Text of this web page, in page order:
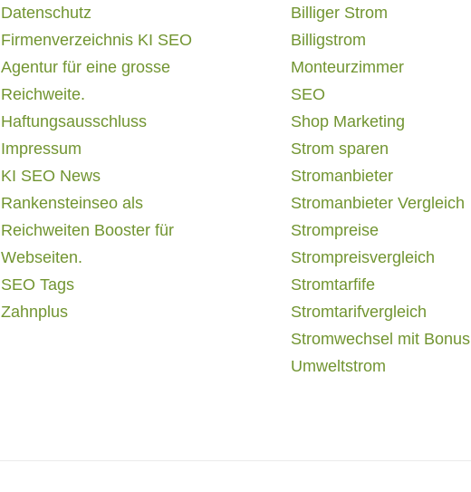
Datenschutz
Firmenverzeichnis KI SEO
Agentur für eine grosse
Reichweite.
Haftungsausschluss
Impressum
KI SEO News
Rankensteinseo als
Reichweiten Booster für
Webseiten.
SEO Tags
Zahnplus
Billiger Strom
Billigstrom
Monteurzimmer
SEO
Shop Marketing
Strom sparen
Stromanbieter
Stromanbieter Vergleich
Strompreise
Strompreisvergleich
Stromtarfife
Stromtarifvergleich
Stromwechsel mit Bonus
Umweltstrom